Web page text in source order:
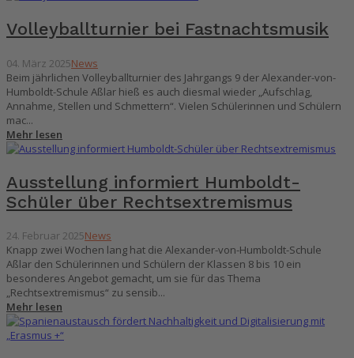
Volleyballturnier bei Fastnachtsmusik
04. März 2025News
Beim jährlichen Volleyballturnier des Jahrgangs 9 der Alexander-von-
Humboldt-Schule Aßlar hieß es auch diesmal wieder „Aufschlag,
Annahme, Stellen und Schmettern“. Vielen Schülerinnen und Schülern
mac...
Mehr lesen
Ausstellung informiert Humboldt-
Schüler über Rechtsextremismus
24. Februar 2025News
Knapp zwei Wochen lang hat die Alexander-von-Humboldt-Schule
Aßlar den Schülerinnen und Schülern der Klassen 8 bis 10 ein
besonderes Angebot gemacht, um sie für das Thema
„Rechtsextremismus“ zu sensib...
Mehr lesen